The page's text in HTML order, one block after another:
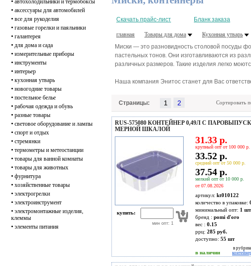
• автохолодильники и термобоксы
• аксессуары для автомобилей
• все для рукоделия
• газовые горелки и паяльники
• галантерея
• для дома и сада
• измерительные приборы
• инструменты
• интерьер
• кухонная утварь
• новогодние товары
• постельное белье
• рабочая одежда и обувь
• разные товары
• световое оборудование и лампы
• спорт и отдых
• стремянки
• термометры и метеостанции
• товары для ванной комнаты
• товары для животных
• фурнитура
• хозяйственные товары
• электрогрелки
• электроинструмент
• электромонтажные изделия,
клеммы
• элементы питания
Скачать прайс-лист Бланк заказа
главная Товары для дома Кухонная утварь
Миски — это разновидность столовой посуды
пастельных тонов. Они изготавливаются из
различных размеров. Такие изделия легко
Наша компания Энитос станет для Вас
Страницы: 1 Сортировать
RUS-575080 КОНТЕЙНЕР 0,49Л С
МЕРНОЙ ШКАЛОЙ
купить:
мин опт: 1
31.33 р.
крупный опт от 100 000 р.
33.52 р.
средний опт от 50 000 р.
37.54 р.
мелкий опт от 10 000 р.
от 07.08.2026
артикул: kt010122
количество в упаковке:
минимальный опт: 1 шт
бренд : pomi d'oro
вес : 0.15
ррц: 285 руб.
доступно: 55 шт
в наличии
в